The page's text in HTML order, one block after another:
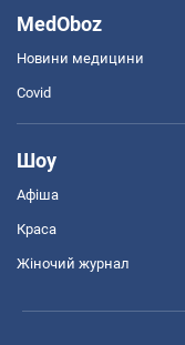
MedOboz
Новини медицини
Covid
Шоу
Афіша
Краса
Жіночий журнал